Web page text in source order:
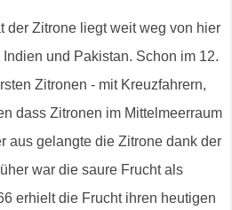
der Zitrone liegt weit weg von hier
und Pakistan. Schon im 12.
Zitronen - mit Kreuzfahrern,
dass Zitronen im Mittelmeerraum
aus gelangte die Zitrone dank der
war die saure Frucht als
erhielt die Frucht ihren heutigen